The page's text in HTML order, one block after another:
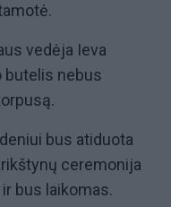
vedėja Ieva
butelis nebus
bus atiduota
ceremonija
bus laikomas.